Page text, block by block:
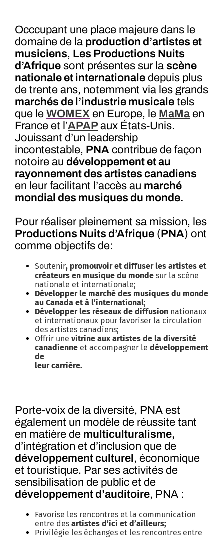
Occcupant une place majeure dans le
domaine de la production d’artistes et
musiciens, Les Productions Nuits
d’Afrique sont présentes sur la scène
nationale et internationale depuis plus
de trente ans, notemment via les grands
marchés de l’industrie musicale tels
que le WOMEX en Europe, le MaMaen
France et l’APAPaux États-Unis.
Jouissant d’un leadership
incontestable, PNA contribue de façon
notoire au développement et au
rayonnement des artistes canadiens
en leur facilitant l’accès au marché
mondial des musiques du monde.
Pour réaliser pleinement sa mission, les
Productions Nuits d’Afrique (PNA) ont
comme objectifs de:
Soutenir, promouvoir et diffuser les artistes et
créateurs en musique du monde sur la scène
nationale et internationale;
Développer le marché des musiques du monde
au Canada et à l’international;
Développer les réseaux de diffusion nationaux
et internationaux pour favoriser la circulation
des artistes canadiens;
Offrir une vitrine aux artistes de la diversité
canadienne et accompagner le développement
de
leur carrière.
Porte-voix de la diversité, PNA est
également un modèle de réussite tant
en matière de multiculturalisme,
d’intégration et d’inclusion que de
développement culturel , économique
et touristique. Par ses activités de
sensibilisation de public et de
développement d’auditoire, PNA :
Favorise les rencontres et la communication
entre des artistes d’ici et d’ailleurs;
Privilégie les échanges et les rencontres entre